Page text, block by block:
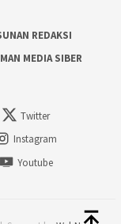
REDAKSI
MEDIA SIBER
Twitter
Instagram
Youtube